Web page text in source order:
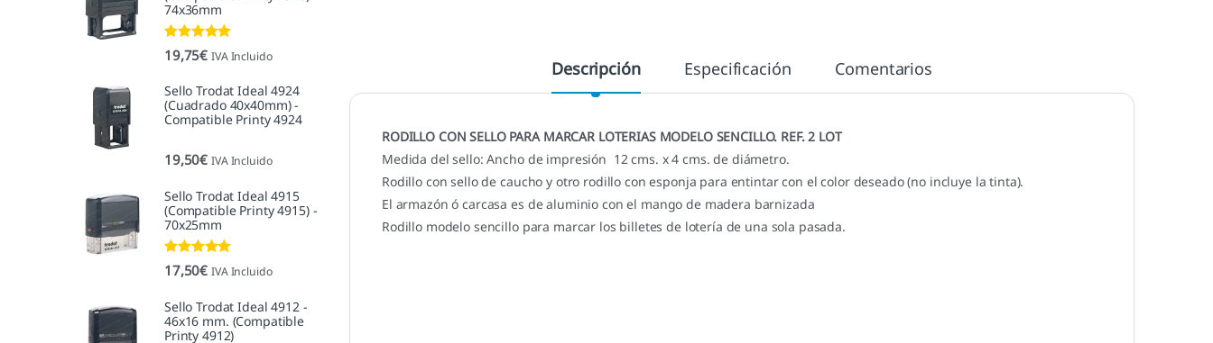
Descripción Especificación Comentarios
RODILLO CON SELLO PARA MARCAR LOTERIAS MODELO SENCILLO. REF. 2 LOT
Medida del sello: Ancho de impresión 12 cms. x 4 cms. de diámetro.
Rodillo con sello de caucho y otro rodillo con esponja para entintar con el color deseado (no incluye la tinta).
El armazón ó carcasa es de aluminio con el mango de madera barnizada
Rodillo modelo sencillo para marcar los billetes de lotería de una sola pasada.
74x36mm
Valorado con
5.00de 5
19,75€ IVA Incluido
Sello Trodat Ideal 4924
(Cuadrado 40x40mm) -
Compatible Printy 4924
19,50€ IVA Incluido
Sello Trodat Ideal 4915
(Compatible Printy 4915) -
70x25mm
Valorado con
5.00de 5
17,50€ IVA Incluido
Sello Trodat Ideal 4912 -
46x16 mm. (Compatible
Printy 4912)